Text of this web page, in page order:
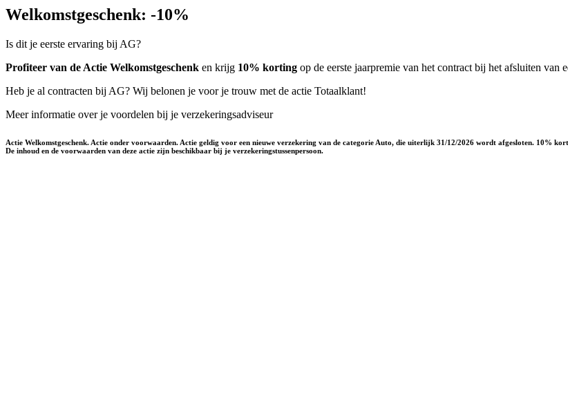
Welkomstgeschenk: -10%
Is dit je eerste ervaring bij AG?
Profiteer van de Actie Welkomstgeschenk en krijg 10% korting op de eerste jaarpremie van het contract bij het afsluiten van
Heb je al contracten bij AG? Wij belonen je voor je trouw met de actie Totaalklant!
Meer informatie over je voordelen bij je verzekeringsadviseur
Actie Welkomstgeschenk. Actie onder voorwaarden. Actie geldig voor een nieuwe verzekering van de categorie Auto, die uiterlijk 31/12/2026 wordt afgesloten. 10%
De inhoud en de voorwaarden van deze actie zijn beschikbaar bij je verzekeringstussenpersoon.